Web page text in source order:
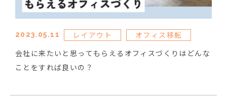
2023.05.11 レイアウト
オフィス移転
会社に来たいと思ってもらえるオフィスづくりはどんな
ことをすれば良いの？